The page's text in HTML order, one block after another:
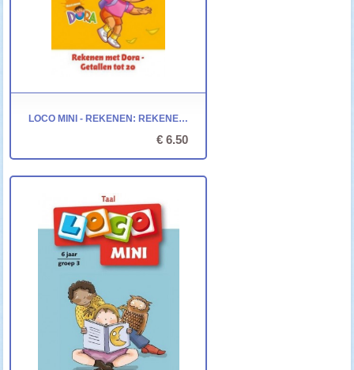
LOCO MINI - REKENEN: REKENEN MET DORA - GETALLEN TOT 20
€ 6.50